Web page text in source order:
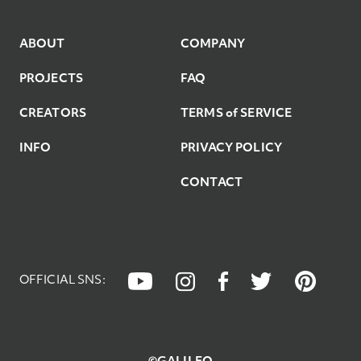
9
ABOUT
PROJECTS
CREATORS
INFO
COMPANY
FAQ
TERMS of SERVICE
PRIVACY POLICY
CONTACT
OFFICIAL SNS: